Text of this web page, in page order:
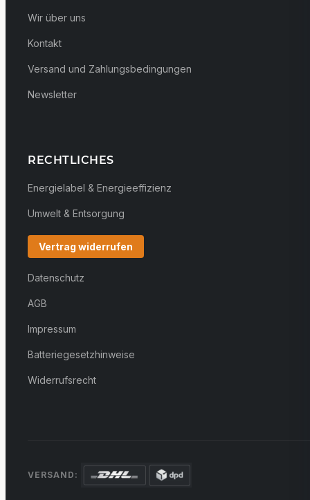
Wir über uns
Kontakt
Versand und Zahlungsbedingungen
Newsletter
RECHTLICHES
Energielabel & Energieeffizienz
Umwelt & Entsorgung
Vertrag widerrufen
Datenschutz
AGB
Impressum
Batteriegesetzhinweise
Widerrufsrecht
VERSAND: